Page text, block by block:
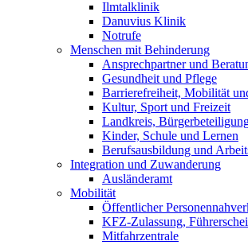
Ilmtalklinik
Danuvius Klinik
Notrufe
Menschen mit Behinderung
Ansprechpartner und
Gesundheit und Pflege
Barrierefreiheit, Mobilität
Kultur, Sport und Freizeit
Landkreis,
Kinder, Schule und Lernen
Berufsausbildung und
Integration und Zuwanderung
Ausländeramt
Mobilität
Öffentlicher
KFZ-Zulassung,
Mitfahrzentrale